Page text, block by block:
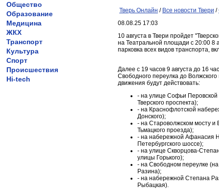
Общество
Образование
Медицина
ЖКХ
Транспорт
Культура
Спорт
Происшествия
Hi-tech
Тверь Онлайн / Все новости Твери /
08.08.25 17:03
10 августа в Твери пройдет
на Театральной площади с 20:00 8
парковка всех видов транспорта,
Далее с 19 часов 9 августа до 16
Свободного переулка до
движения будут действовать:
- на улице Софьи Перовской
Тверского проспекта);
- на Краснофлотской
Донского);
- на Староволжском мосту
Тьмацкого проезда);
- на набережной Афанасия
Петербургского шоссе);
- на улице Скворцова-
улицы Горького);
- на Свободном переулке
Разина);
- на набережной Степана
Рыбацкая).